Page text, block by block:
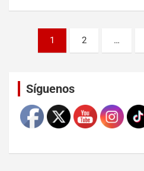
1 2 …
Síguenos